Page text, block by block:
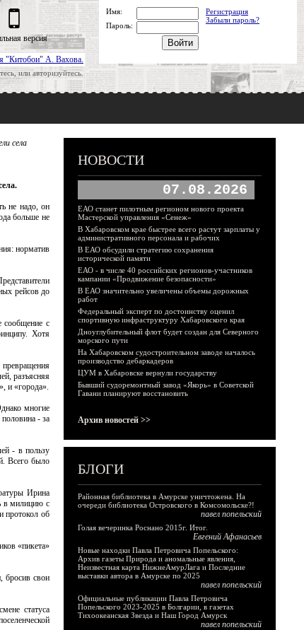
"Китобои" А. Вахова.
или авторизуйтесь.
версия
Имя:
Регистрация
Забыли пароль?
Пароль:
села
не надо, он
больше не
норматив
рейсов до
сообщение с
Хотя
превращения
разъясняя
и «города».
многие
- за
- в пользу
Всего было
Ирина
в милицию с
протокол об
«пикета»
бросив свои
статуса
НОВОСТИ
07.08.2026
ЕАО станет пилотным регионом нового проекта
Мастерской управления «Сенеж»
В Хабаровском крае быстрее всего растут зарплаты у
административного персонала и рабочих
В ЕАО обсудили стратегию сохранения
исторической памяти
ЕАО - в числе 40 российских регионов-участников
кампании «Продвижение безопасности»
В ЕАО значительно увеличены объемы дорожных
работ
Федеральный эксперт по достоинству оценил
спортивную инфраструктуру Хабаровского края
Дноуглубительный флот будет создан для Северного
морского пути
На Хабаровском судостроительном заводе началось
производство дебаркадеров
ЦУМ в Хабаровске вернули государству
Бывший судоремонтный завод «Якорь» в Советской
Гавани планируют восстановить
Архив новостей >>
БЛОГИ
Районная библиотека в Амурске уничтожена. На
очереди библиотека Островского в Комсомольске?!
павел попельский
Голая вечеринка Роснано 2015г. Итог.
Евгений Афанасьев
Новые находки Павла Петровича Попельского:
Архив газеты Природа и аномальные явления,
Неизвестная карта НижнеАмурЛага и Последние
выставки автора в Амурске по 2025
павел попельский
Официальные публикации Павла Петровича
Попельского 2023-2025 в Болгарии, в газетах
Тихоокеанская Звезда и Наш Город Амурск
павел попельский